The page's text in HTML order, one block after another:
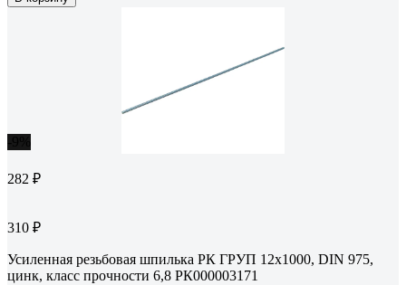
282 ₽
310 ₽
Усиленная резьбовая шпилька РК ГРУП 12x1000, DIN 975,
цинк, класс прочности 6,8 РК000003171